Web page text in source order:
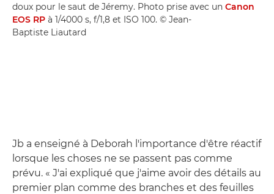
doux pour le saut de Jéremy. Photo prise avec un Canon
EOS RP à 1/4000 s, f/1,8 et ISO 100. © Jean-
Baptiste Liautard
Jb a enseigné à Deborah l'importance d'être réactif
lorsque les choses ne se passent pas comme
prévu. « J'ai expliqué que j'aime avoir des détails au
premier plan comme des branches et des feuilles